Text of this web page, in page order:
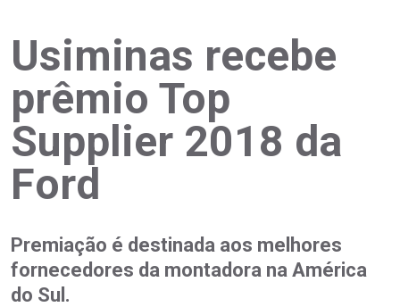
Usiminas recebe
prêmio Top
Supplier 2018 da
Ford
Premiação é destinada aos melhores
fornecedores da montadora na América
do Sul.